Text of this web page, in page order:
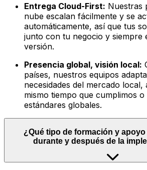
Entrega Cloud-First: Nuestras
nube escalan fácilmente y se
automáticamente, así que tus
junto con tu negocio y siempre
versión.
Presencia global, visión local:
países, nuestros equipos
necesidades del mercado local,
mismo tiempo que cumplimos
estándares globales.
¿Qué tipo de formación y
durante y después de la